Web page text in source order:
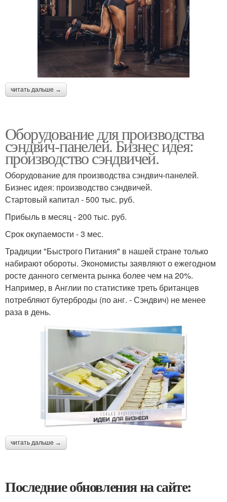
читать дальше →
Оборудование для производства
сэндвич-панелей. Бизнес идея:
производство сэндвичей.
Оборудование для производства сэндвич-панелей.
Бизнес идея: производство сэндвичей.
Стартовый капитал - 500 тыс. руб.
Прибыль в месяц - 200 тыс. руб.
Срок окупаемости - 3 мес.
Традиции "Быстрого Питания" в нашей стране только
набирают обороты. Экономисты заявляют о ежегодном
росте данного сегмента рынка более чем на 20%.
Например, в Англии по статистике треть британцев
потребляют бутерброды (по анг. - Сэндвич) не менее
раза в день.
читать дальше →
Последние обновления на сайте: